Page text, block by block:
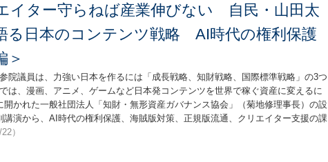
イター守らねば産業伸びない 自民・山田太
る日本のコンテンツ戦略 AI時代の権利保護
＞
院議員は、力強い日本を作るには「成長戦略、知財戦略、国際標準戦略」の3つ
は、漫画、アニメ、ゲームなど日本発コンテンツを世界で稼ぐ資産に変えるに
開かれた一般社団法人「知財・無形資産ガバナンス協会」（菊地修理事長）の設
講演から、AI時代の権利保護、海賊版対策、正規版流通、クリエイター支援の課
）